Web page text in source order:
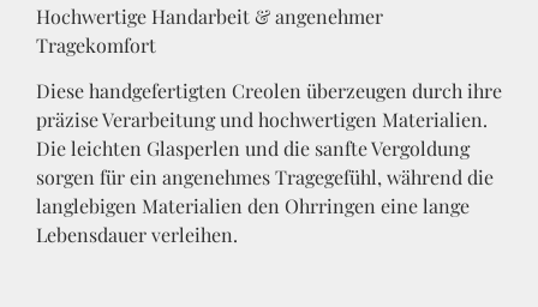
Hochwertige Handarbeit & angenehmer
Tragekomfort
Diese handgefertigten Creolen überzeugen durch ihre
präzise Verarbeitung und hochwertigen Materialien.
Die leichten Glasperlen und die sanfte Vergoldung
sorgen für ein angenehmes Tragegefühl, während die
langlebigen Materialien den Ohrringen eine lange
Lebensdauer verleihen.